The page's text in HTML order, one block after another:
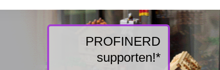
PROFINERD
supporten!*